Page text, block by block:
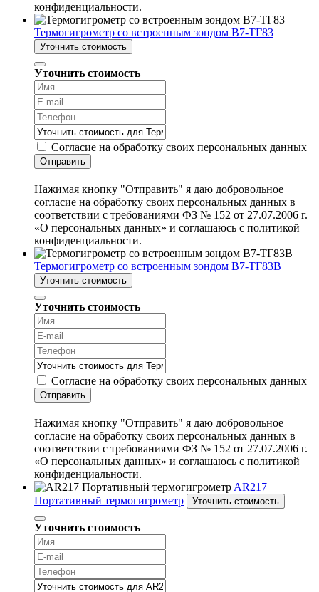
конфиденциальности.
Термогигрометр со встроенным зондом В7-ТГ83
Уточнить стоимость
Уточнить стоимость
Согласие на обработку своих персональных данных
Отправить
Нажимая кнопку "Отправить" я даю добровольное
согласие на обработку своих персональных данных в
соответствии с требованиями ФЗ № 152 от 27.07.2006 г.
«О персональных данных» и соглашаюсь с политикой
конфиденциальности.
Термогигрометр со встроенным зондом В7-ТГ83В
Уточнить стоимость
Уточнить стоимость
Согласие на обработку своих персональных данных
Отправить
Нажимая кнопку "Отправить" я даю добровольное
согласие на обработку своих персональных данных в
соответствии с требованиями ФЗ № 152 от 27.07.2006 г.
«О персональных данных» и соглашаюсь с политикой
конфиденциальности.
AR217
Портативный термогигрометр
Уточнить стоимость
Уточнить стоимость